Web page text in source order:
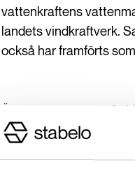
vattenkraftens
landets vindkraftverk.
också har framförts
Även om alla dessa
som just nu